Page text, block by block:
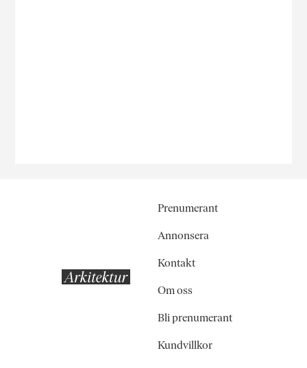
Prenumerant
Annonsera
Kontakt
Om oss
Bli prenumerant
Kundvillkor